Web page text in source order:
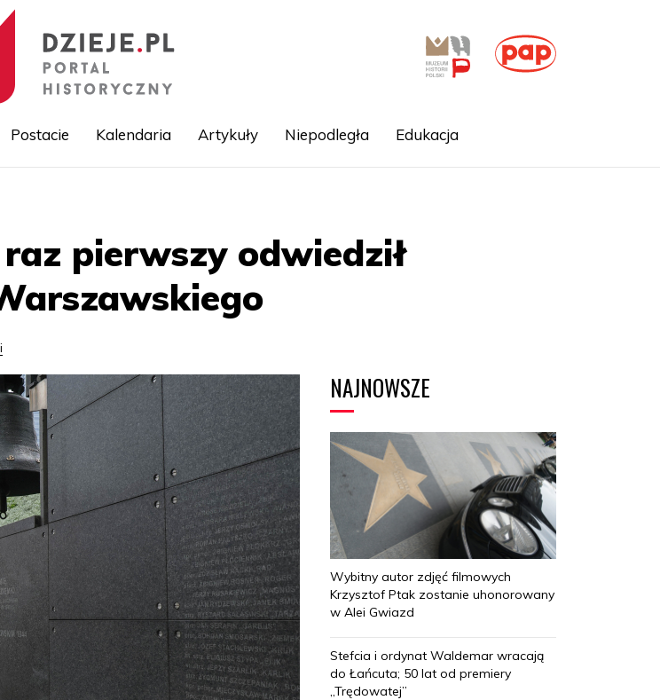
Postacie Kalendaria Artykuły Niepodległa Edukacja
pierwszy odwiedził
NAJNOWSZE
Wybitny autor zdjęć filmowych
Krzysztof Ptak zostanie uhonorowany
w Alei Gwiazd
Stefcia i ordynat Waldemar wracają
do Łańcuta; 50 lat od premiery
„Trędowatej”